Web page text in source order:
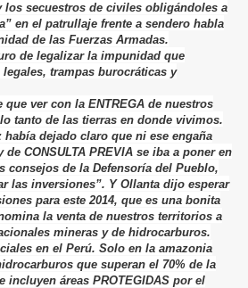
los secuestros de civiles obligándoles a
en el patrullaje frente a sendero habla
de las Fuerzas Armadas.
de legalizar la impunidad que
trampas burocráticas y
ver con la ENTREGA de nuestros
tanto de las tierras en donde vivimos.
había dejado claro que ni ese engaña
CONSULTA PREVIA se iba a poner en
consejos de la Defensoría del Pueblo,
las inversiones”. Y Ollanta dijo esperar
para este 2014, que es una bonita
la venta de nuestros territorios a
mineras y de hidrocarburos.
en el Perú. Solo en la amazonia
que superan el 70% de la
incluyen áreas PROTEGIDAS por el